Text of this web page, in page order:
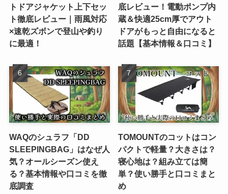
トドアジャケット上下セッ
ト徹底レビュー｜雨風対応
×速乾ズボンで登山や釣り
に最適！
底レビュー！電動ポンプ内
蔵＆快適25cm厚でアウト
ドアがもっと自由になると
話題【基本情報＆口コミ】
WAQのシュラフ「DD
SLEEPINGBAG」はなぜ人
気？オールシーズン使え
る？基本情報や口コミを徹
底調査
TOMOUNTのコットはコン
パクトで軽量？大きさは？
寝心地は？組み立ては簡
単？使い勝手と口コミまと
め